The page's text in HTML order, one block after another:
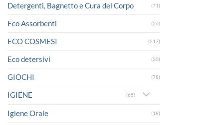
Detergenti, Bagnetto e Cura del Corpo (71)
Eco Assorbenti (26)
ECO COSMESI (217)
Eco detersivi (20)
GIOCHI (78)
IGIENE (65)
Igiene Orale (18)